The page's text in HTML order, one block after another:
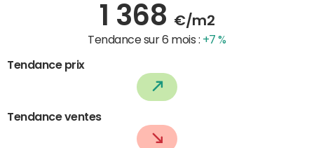
1 368 €/m2
Tendance sur 6 mois : +7 %
Tendance prix
Tendance ventes